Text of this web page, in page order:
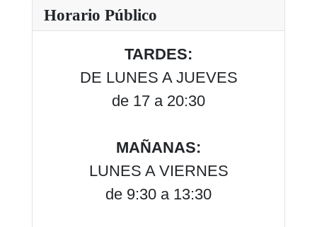
Horario Público
TARDES:
DE LUNES A JUEVES
de 17 a 20:30
MAÑANAS:
LUNES A VIERNES
de 9:30 a 13:30